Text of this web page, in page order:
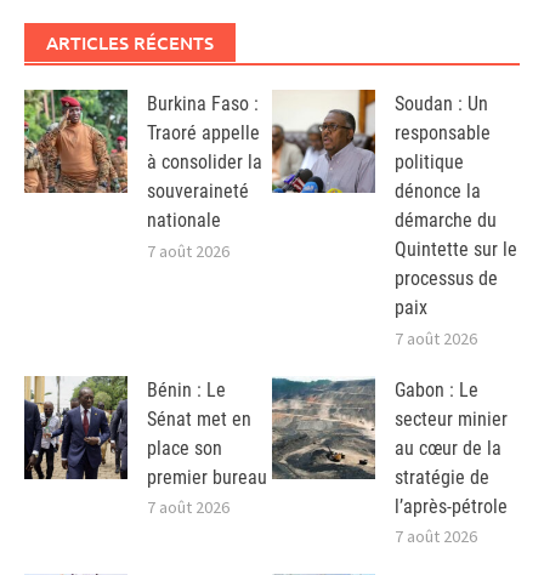
ARTICLES RÉCENTS
Burkina Faso :
Traoré appelle
à consolider la
souveraineté
nationale
7 août 2026
Soudan : Un
responsable
politique
dénonce la
démarche du
Quintette sur le
processus de
paix
7 août 2026
Bénin : Le
Sénat met en
place son
premier bureau
7 août 2026
Gabon : Le
secteur minier
au cœur de la
stratégie de
l’après-pétrole
7 août 2026